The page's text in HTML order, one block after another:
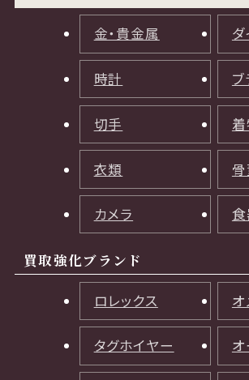
金・貴金属 ダ
時計 ブ
切手
衣類
カメラ
買取強化ブランド
ロレックス
タグホイヤー